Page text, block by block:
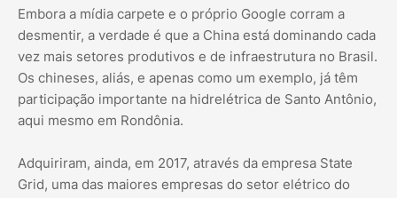
Embora a mídia carpete e o próprio Google corram a
desmentir, a verdade é que a China está dominando cada
vez mais setores produtivos e de infraestrutura no Brasil.
Os chineses, aliás, e apenas como um exemplo, já têm
participação importante na hidrelétrica de Santo Antônio,
aqui mesmo em Rondônia.
Adquiriram, ainda, em 2017, através da empresa State
Grid, uma das maiores empresas do setor elétrico do